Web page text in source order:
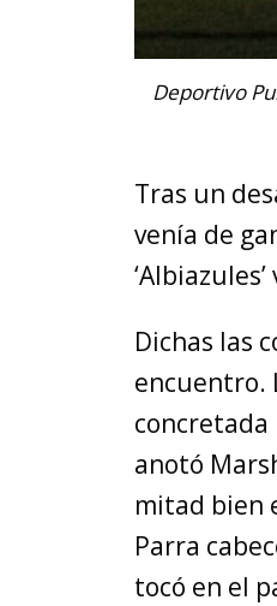
Deportivo
Tras un
venía de
Dichas las
encuentro.
concretada
anotó
mitad bien
Parra
tocó en el